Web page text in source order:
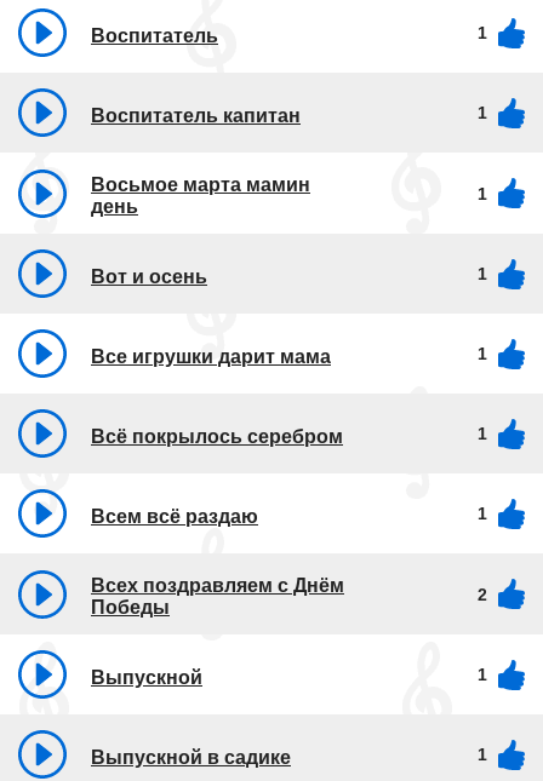
Воспитатель 1
Воспитатель капитан 1
Восьмое марта мамин
день
1
Вот и осень 1
Все игрушки дарит мама 1
Всё покрылось серебром 1
Всем всё раздаю 1
Всех поздравляем с Днём
Победы
2
Выпускной 1
Выпускной в садике 1